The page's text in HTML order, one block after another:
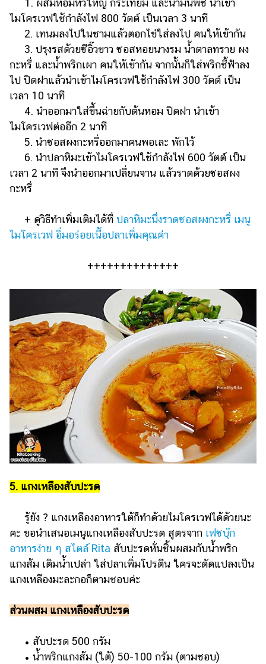
ไมโครเวฟใช้กำลังไฟ 800 วัตต์ เป็นเวลา 3 นาที
2. เทนมลงไปในชามแล้วตอกไข่ใส่ลงไป คนให้เข้ากัน
3. ปรุงรสด้วยซีอิ๊วขาว ซอสหอยนางรม น้ำตาลทราย ผง
กะหรี่ และน้ำพริกเผา คนให้เข้ากัน จากนั้นก็ใส่พริกชี้ฟ้าลง
ไป ปิดฝาแล้วนำเข้าไมโครเวฟใช้กำลังไฟ 300 วัตต์ เป็น
เวลา 10 นาที
4. นำออกมาใส่ขึ้นฉ่ายกับต้นหอม ปิดฝา นำเข้า
ไมโครเวฟต่ออีก 2 นาที
5. นำซอสผงกะหรี่ออกมาคนพอเละ พักไว้
6. นำปลาหิมะเข้าไมโครเวฟใช้กำลังไฟ 600 วัตต์ เป็น
เวลา 2 นาที จึงนำออกมาเปลี่ยนจาน แล้วราดด้วยซอสผง
กะหรี่
+ ดูวิธีทำเพิ่มเติมได้ที่ ปลาหิมะนึ่งราดซอสผงกะหรี่ เมนู
ไมโครเวฟ อิ่มอร่อยเนื้อปลาเพิ่มคุณค่า
++++++++++++++
5. แกงเหลืองสับปะรด
รู้ยัง ? แกงเหลืองอาหารใต้ก็ทำด้วยไมโครเวฟได้ด้วยนะ
คะ ขอนำเสนอเมนูแกงเหลืองสับปะรด สูตรจาก เฟซบุ๊ก
อาหารง่าย ๆ สไตล์ Rita สับปะรดหั่นชิ้นผสมกับน้ำพริก
แกงส้ม เติมน้ำเปล่า ใส่ปลาเพิ่มโปรตีน ใครจะดัดแปลงเป็น
แกงเหลืองมะละกอก็ตามชอบค่ะ
ส่วนผสม แกงเหลืองสับปะรด
• สับปะรด 500 กรัม
• น้ำพริกแกงส้ม (ใต้) 50-100 กรัม (ตามชอบ)